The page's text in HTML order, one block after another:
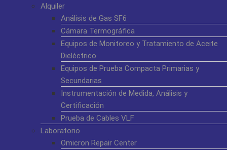
Alquiler
Análisis de Gas SF6
Cámara Termográfica
Equipos de Monitoreo y Tratamiento de Aceite
Dieléctrico
Equipos de Prueba Compacta Primarias y
Secundarias
Instrumentación de Medida, Análisis y
Certificación
Prueba de Cables VLF
Laboratorio
Omicron Repair Center